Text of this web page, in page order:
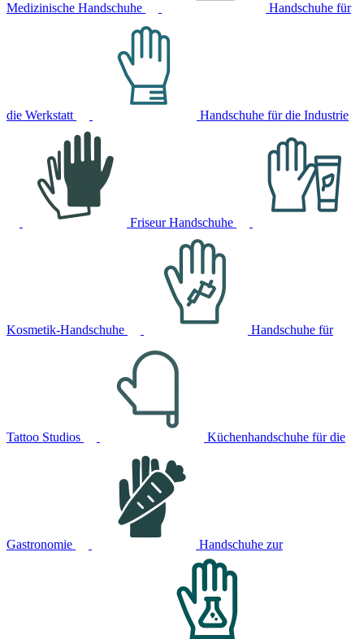
Medizinische Handschuhe Handschuhe für
die Werkstatt Handschuhe für die Industrie
Friseur Handschuhe
Kosmetik-Handschuhe Handschuhe für
Tattoo Studios Küchenhandschuhe für die
Gastronomie Handschuhe zur